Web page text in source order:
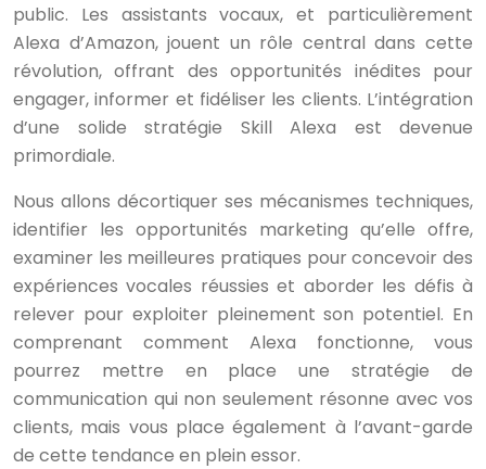
public. Les assistants vocaux, et particulièrement
Alexa d’Amazon, jouent un rôle central dans cette
révolution, offrant des opportunités inédites pour
engager, informer et fidéliser les clients. L’intégration
d’une solide stratégie Skill Alexa est devenue
primordiale.
Nous allons décortiquer ses mécanismes techniques,
identifier les opportunités marketing qu’elle offre,
examiner les meilleures pratiques pour concevoir des
expériences vocales réussies et aborder les défis à
relever pour exploiter pleinement son potentiel. En
comprenant comment Alexa fonctionne, vous
pourrez mettre en place une stratégie de
communication qui non seulement résonne avec vos
clients, mais vous place également à l’avant-garde
de cette tendance en plein essor.